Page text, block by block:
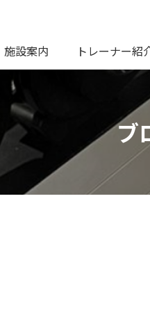
施設案内 トレーナー紹
ブ